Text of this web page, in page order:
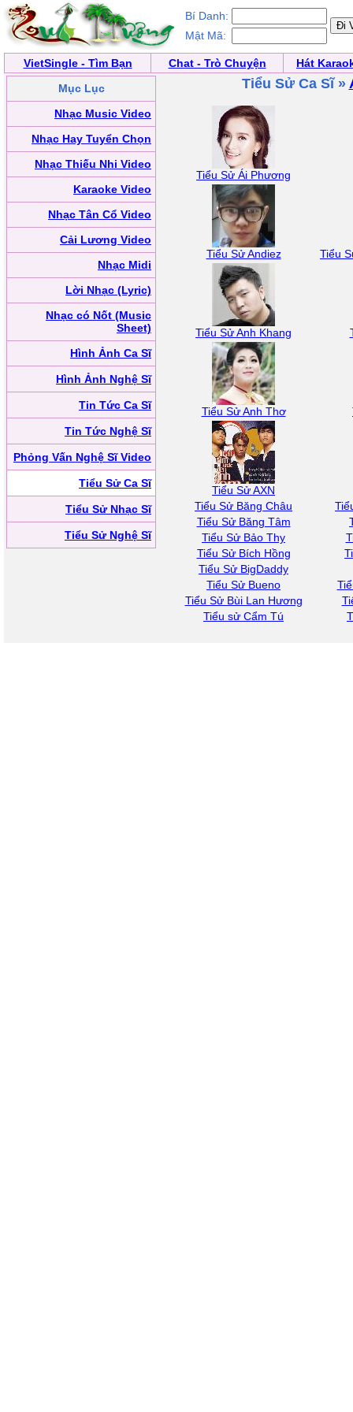
Bí Danh:
Mật Mã:
VietSingle - Tìm Bạn Chat - Trò Chuyện
Hát
Mục Lục
Nhạc Music Video
Nhạc Hay Tuyển Chọn
Nhạc Thiếu Nhi Video
Karaoke Video
Nhạc Tân Cổ Video
Cải Lương Video
Nhạc Midi
Lời Nhạc (Lyric)
Nhạc có Nốt (Music
Sheet)
Hình Ảnh Ca Sĩ
Hình Ảnh Nghệ Sĩ
Tin Tức Ca Sĩ
Tin Tức Nghệ Sĩ
Phỏng Vấn Nghệ Sĩ Video
Tiểu Sử Ca Sĩ
Tiểu Sử Nhạc Sĩ
Tiểu Sử Nghệ Sĩ
Tiểu Sử Ca Sĩ »
Tiểu Sử Ái Phương
Tiểu Sử Andiez Tiểu
Tiểu Sử Anh Khang
Tiểu Sử Anh Thơ
Tiểu Sử AXN
Tiểu Sử Băng Châu
Tiểu Sử Băng Tâm
Tiểu Sử Bảo Thy
Tiểu Sử Bích Hồng
Tiểu Sử BigDaddy
Tiểu Sử Bueno
Tiểu Sử Bùi Lan Hương
Tiểu sử Cẩm Tú